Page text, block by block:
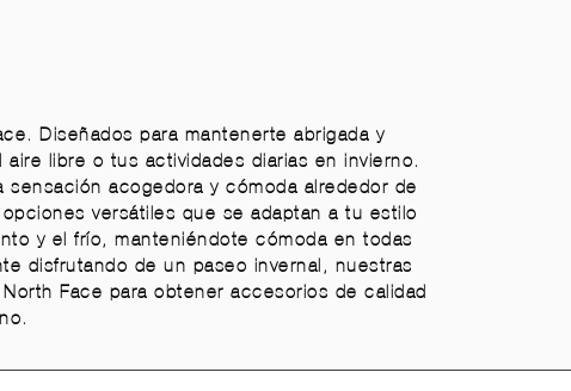
Diseñados para mantenerte abrigada y
libre o tus actividades diarias en invierno.
acogedora y cómoda alrededor de
versátiles que se adaptan a tu estilo
y el frío, manteniéndote cómoda en todas
disfrutando de un paseo invernal, nuestras
Face para obtener accesorios de calidad